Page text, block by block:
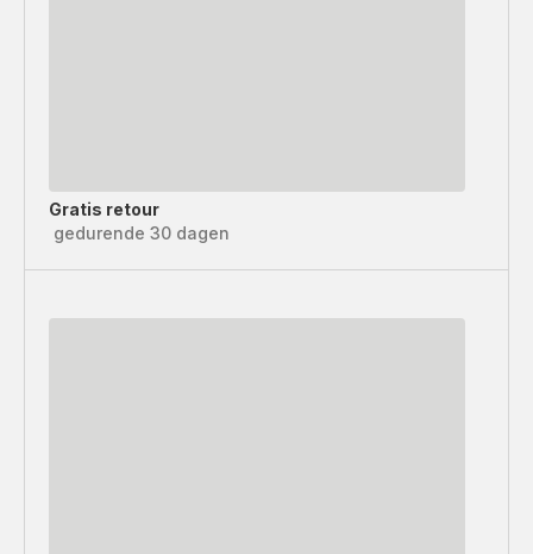
Gratis retour
gedurende 30 dagen